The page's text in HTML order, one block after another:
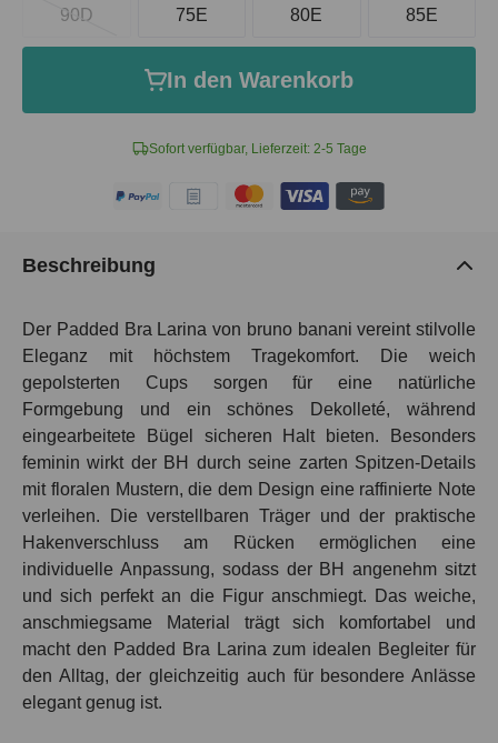
Sofort verfügbar, Lieferzeit: 2-5 Tage
90D 75E 80E 85E
In den Warenkorb
Beschreibung
Der Padded Bra Larina von bruno banani vereint stilvolle
Eleganz mit höchstem Tragekomfort. Die weich
gepolsterten Cups sorgen für eine natürliche
Formgebung und ein schönes Dekolleté, während
eingearbeitete Bügel sicheren Halt bieten. Besonders
feminin wirkt der BH durch seine zarten Spitzen-Details
mit floralen Mustern, die dem Design eine raffinierte Note
verleihen. Die verstellbaren Träger und der praktische
Hakenverschluss am Rücken ermöglichen eine
individuelle Anpassung, sodass der BH angenehm sitzt
und sich perfekt an die Figur anschmiegt. Das weiche,
anschmiegsame Material trägt sich komfortabel und
macht den Padded Bra Larina zum idealen Begleiter für
den Alltag, der gleichzeitig auch für besondere Anlässe
elegant genug ist.